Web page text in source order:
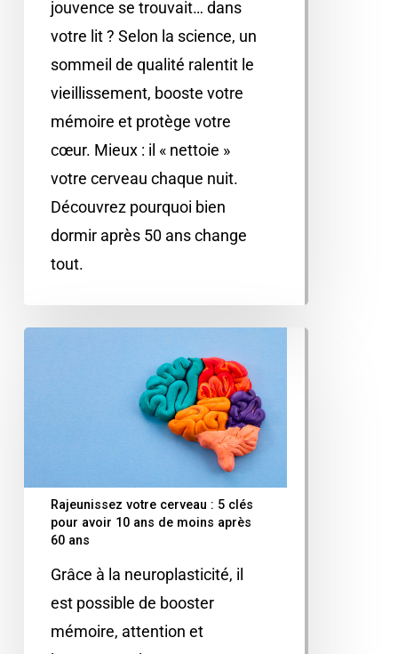
jouvence se trouvait… dans
votre lit ? Selon la science, un
sommeil de qualité ralentit le
vieillissement, booste votre
mémoire et protège votre
cœur. Mieux : il « nettoie »
votre cerveau chaque nuit.
Découvrez pourquoi bien
dormir après 50 ans change
tout.
Rajeunissez votre cerveau : 5 clés
pour avoir 10 ans de moins après
60 ans
Grâce à la neuroplasticité, il
est possible de booster
mémoire, attention et